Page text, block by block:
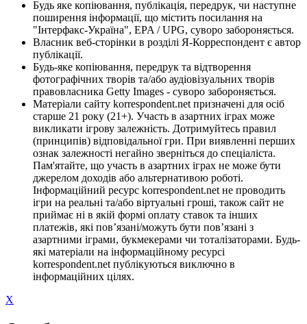
Будь яке копіювання, публікація, передрук, чи наступне
поширення інформації, що містить посилання на
"Інтерфакс-Україна", EPA / UPG, суворо забороняється.
Власник веб-сторінки в розділі Я-Корреспондент є автор
публікації.
Будь-яке копіювання, передрук та відтворення
фотографічних творів та/або аудіовізуальних творів
правовласника Getty Images - суворо забороняється.
Матеріали сайту korrespondent.net призначені для осіб
старше 21 року (21+). Участь в азартних іграх може
викликати ігрову залежність. Дотримуйтесь правил
(принципів) відповідальної гри. При виявленні перших
ознак залежності негайно зверніться до спеціаліста.
Пам'ятайте, що участь в азартних іграх не може бути
джерелом доходів або альтернативою роботі.
Інформаційний ресурс korrespondent.net не проводить
ігри на реальні та/або віртуальні гроші, також сайт не
приймає ні в якій формі оплату ставок та інших
платежів, які пов’язані/можуть бути пов’язані з
азартними іграми, букмекерами чи тоталізаторами. Будь-
які матеріали на інформаційному ресурсі
korrespondent.net публікуються виключно в
інформаційних цілях.
X